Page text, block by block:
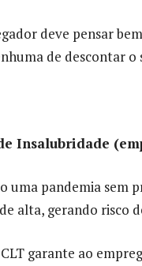
deve pensar
de descontar
Insalubridade
uma pandemia sem
alta, gerando risco
garante ao